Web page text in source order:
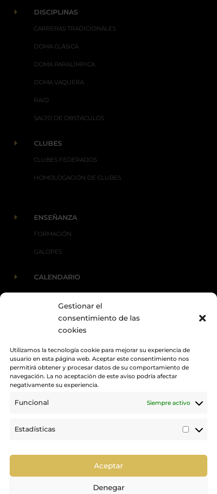
Gestionar el
consentimiento de las
cookies
Utilizamos la tecnología cookie para mejorar su experiencia de
usuario en esta página web. Aceptar este consentimiento nos
permitirá obtener y procesar datos de su comportamiento de
navegación. La no aceptación de este aviso podría afectar
negativamente su experiencia.
Funcional Siempre activo
Estadísticas
Aceptar
Denegar
E DISCIPLINAS
CARRERAS TRADICIONALES
DOMA CLÁSICA
DOMA PARALÍMPICA
DOMA VAQUERA
RAID
SALTO DE OBSTÁCULOS
E CLUBES
CLUBES FEDERADOS
HOMOLOGACIÓN DE CLUBES
E ENSEÑANZA
FORMACIÓN
GALOPES
E CALENDARIO
ACTUALIDAD
Promovemos y desarrollamos la práctica de la hípica en Canarias.